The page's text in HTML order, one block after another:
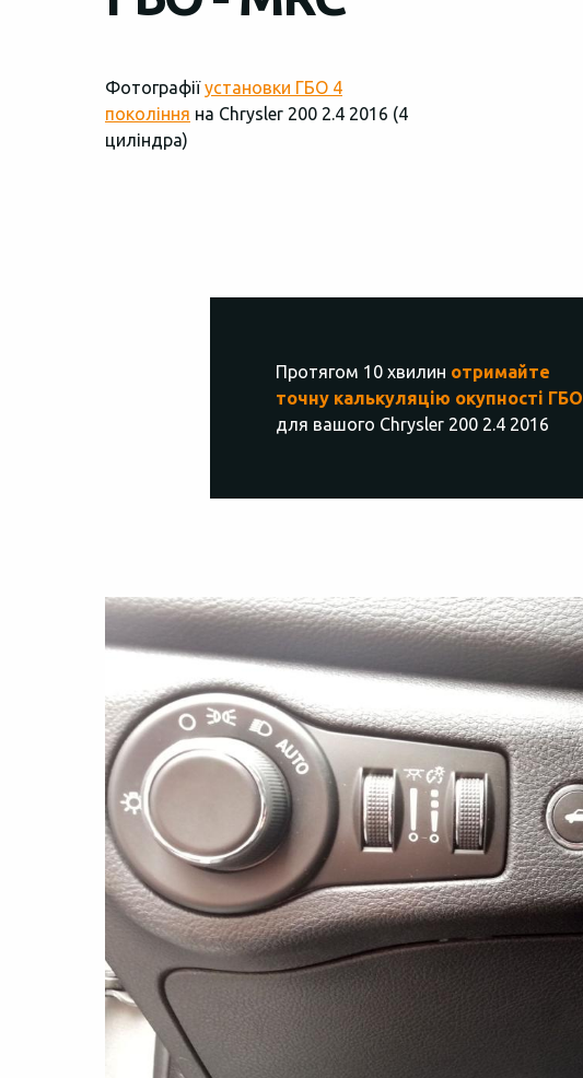
Фотографіїустановки ГБО 4
покоління на Chrysler 200 2.4 2016 (4
циліндра)
Протягом 10 хвилин отримайте
точну калькуляцію окупності ГБО
для вашого Chrysler 200 2.4 2016